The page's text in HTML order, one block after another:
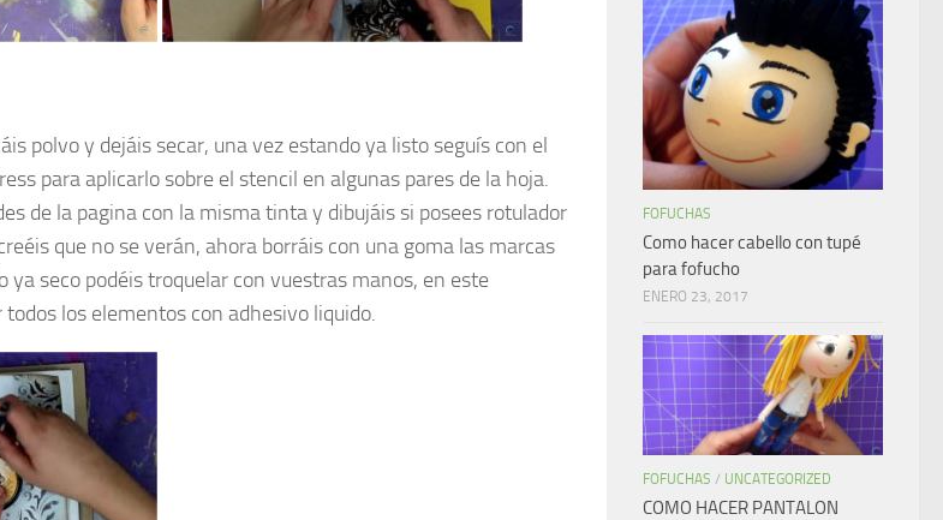
polvo y dejáis secar, una vez estando ya listo seguís con el
para aplicarlo sobre el stencil en algunas pares de la hoja.
de la pagina con la misma tinta y dibujáis si posees rotulador
que no se verán, ahora borráis con una goma las marcas
ya seco podéis troquelar con vuestras manos, en este
los elementos con adhesivo liquido.
FOFUCHAS
Como hacer cabello con tupé
para fofucho
ENERO 23, 2017
FOFUCHAS / UNCATEGORIZED
COMO HACER PANTALON